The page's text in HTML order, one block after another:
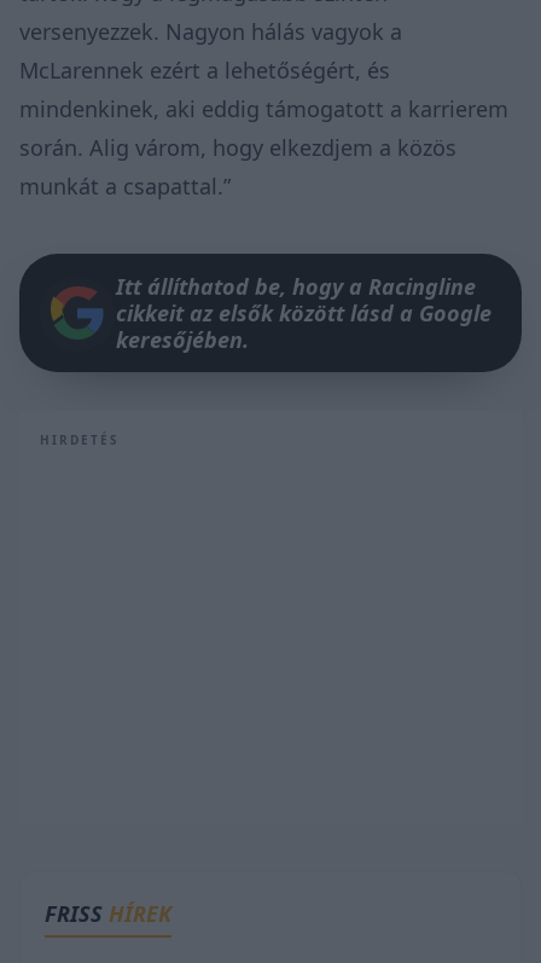
versenyezzek. Nagyon hálás vagyok a
McLarennek ezért a lehetőségért, és
mindenkinek, aki eddig támogatott a karrierem
során. Alig várom, hogy elkezdjem a közös
munkát a csapattal.”
Itt állíthatod be, hogy a Racingline
cikkeit az elsők között lásd a Google
keresőjében.
HIRDETÉS
FRISS HÍREK